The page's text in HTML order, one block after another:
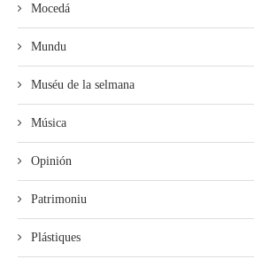
Mocedá
Mundu
Muséu de la selmana
Música
Opinión
Patrimoniu
Plástiques